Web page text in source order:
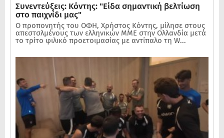
Συνεντεύξεις: Κόντης: "Είδα σημαντική βελτίωση
στο παιχνίδι μας"
Ο προπονητής του ΟΦΗ, Χρήστος Κόντης, μίλησε στους
απεστσλμένους των ελληνικών ΜΜΕ στην Ολλανδία μετά
το τρίτο φιλικό προετοιμασίας με αντίπαλο τη W...